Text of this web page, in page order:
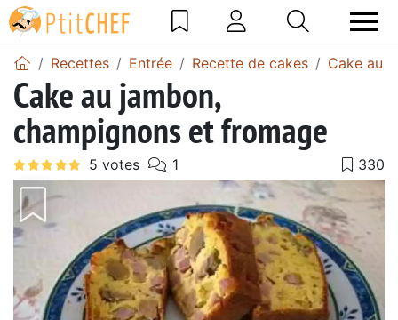
Recettes Entrée Recette de cakes Cake au
Cake au jambon,
champignons et fromage